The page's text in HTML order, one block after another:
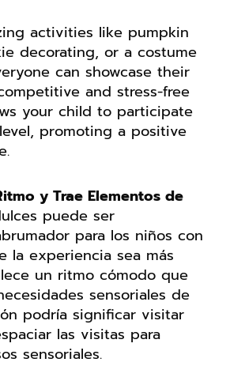
activities like pumpkin
decorating, or a costume
can showcase their
and stress-free
your child to participate
promoting a positive
y Trae Elementos de
puede ser
para los niños con
la experiencia sea más
un ritmo cómodo que
sensoriales de
podría significar visitar
las visitas para
sensoriales.